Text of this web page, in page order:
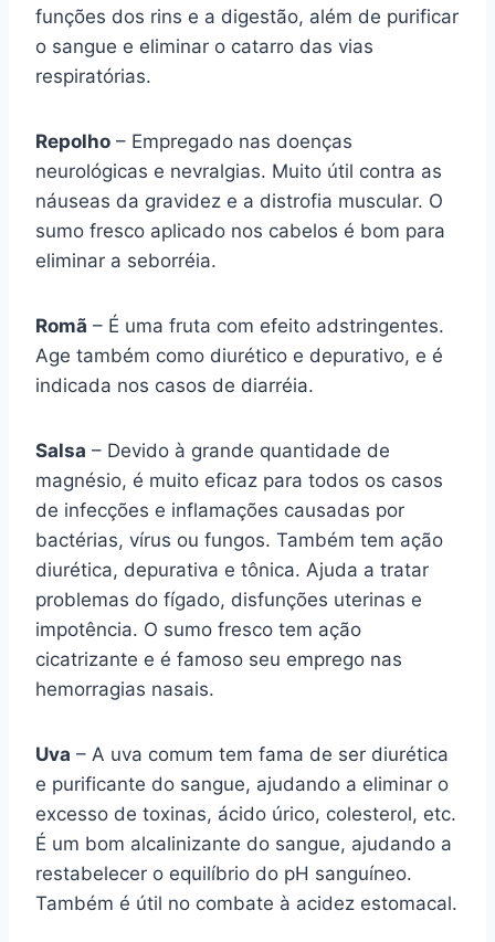
funções dos rins e a digestão, além de purificar
o sangue e eliminar o catarro das vias
respiratórias.
Repolho – Empregado nas doenças
neurológicas e nevralgias. Muito útil contra as
náuseas da gravidez e a distrofia muscular. O
sumo fresco aplicado nos cabelos é bom para
eliminar a seborréia.
Romã – É uma fruta com efeito adstringentes.
Age também como diurético e depurativo, e é
indicada nos casos de diarréia.
Salsa – Devido à grande quantidade de
magnésio, é muito eficaz para todos os casos
de infecções e inflamações causadas por
bactérias, vírus ou fungos. Também tem ação
diurética, depurativa e tônica. Ajuda a tratar
problemas do fígado, disfunções uterinas e
impotência. O sumo fresco tem ação
cicatrizante e é famoso seu emprego nas
hemorragias nasais.
Uva – A uva comum tem fama de ser diurética
e purificante do sangue, ajudando a eliminar o
excesso de toxinas, ácido úrico, colesterol, etc.
É um bom alcalinizante do sangue, ajudando a
restabelecer o equilíbrio do pH sanguíneo.
Também é útil no combate à acidez estomacal.